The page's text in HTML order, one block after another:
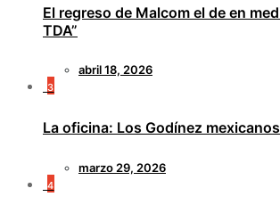
El regreso de Malcom el de en
TDA”
abril 18, 2026
3
La oficina: Los Godínez
marzo 29, 2026
4